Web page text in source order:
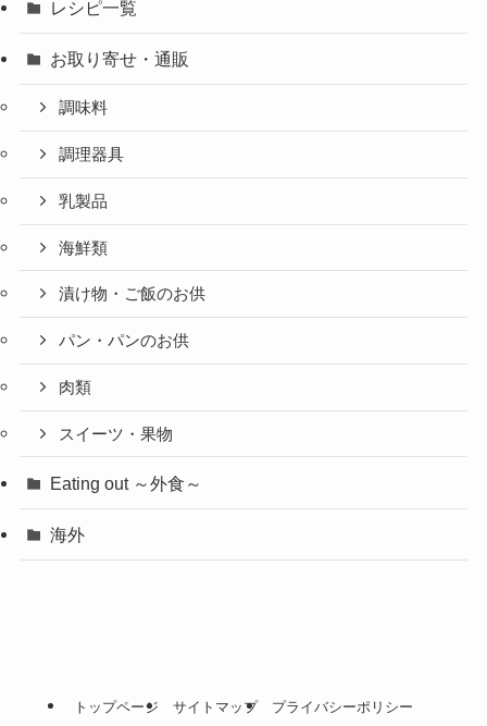
レシピ一覧
お取り寄せ・通販
調味料
調理器具
乳製品
海鮮類
漬け物・ご飯のお供
パン・パンのお供
肉類
スイーツ・果物
Eating out ～外食～
海外
トップページ サイトマップ プライバシーポリシー